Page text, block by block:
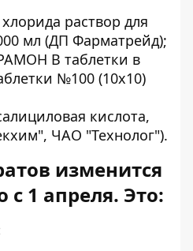
раствор для
мл (ДП Фарматрейд);
В таблетки в
№100 (10х10)
кислота,
ЧАО "Технолог").
изменится
с 1 апреля. Это: